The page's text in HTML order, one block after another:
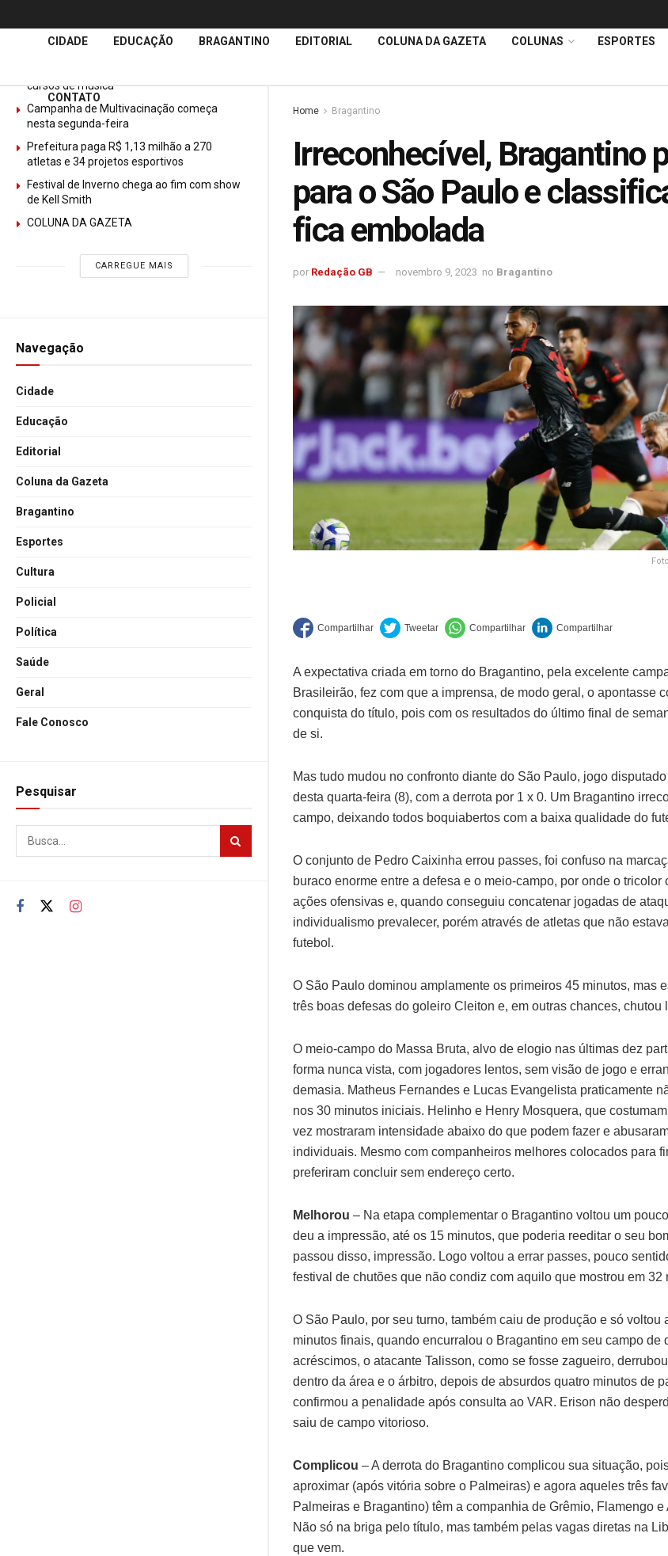
ÚltimasNotícias
cursos de música
Campanha de Multivacinação começa
nesta segunda-feira
Prefeitura paga R$ 1,13 milhão a 270
atletas e 34 projetos esportivos
Festival de Inverno chega ao fim com show
de Kell Smith
COLUNA DA GAZETA
CARREGUE MAIS
Navegação
Cidade
Educação
Editorial
Coluna da Gazeta
Bragantino
Esportes
Cultura
Policial
Política
Saúde
Geral
Fale Conosco
Pesquisar
CIDADE EDUCAÇÃO BRAGANTINO EDITORIAL COLUNA DA GAZETA COLUNAS ESPORTES
CONTATO
Home Bragantino
Irreconhecível, Bragantino
para o São Paulo e
fica embolada
por Redação GB novembro 9, 2023 no Bragantino
A expectativa criada em torno do Bragantino, pela excelente
Brasileirão, fez com que a imprensa, de modo geral, o apontasse
conquista do título, pois com os resultados do último final de
de si.
Mas tudo mudou no confronto diante do São Paulo, jogo
desta quarta-feira (8), com a derrota por 1 x 0. Um Bragantino
campo, deixando todos boquiabertos com a baixa qualidade do
O conjunto de Pedro Caixinha errou passes, foi confuso na
buraco enorme entre a defesa e o meio-campo, por onde o tricolor
ações ofensivas e, quando conseguiu concatenar jogadas de
individualismo prevalecer, porém através de atletas que não
futebol.
O São Paulo dominou amplamente os primeiros 45 minutos, mas
três boas defesas do goleiro Cleiton e, em outras chances, chutou
O meio-campo do Massa Bruta, alvo de elogio nas últimas dez
forma nunca vista, com jogadores lentos, sem visão de jogo e
demasia. Matheus Fernandes e Lucas Evangelista praticamente
nos 30 minutos iniciais. Helinho e Henry Mosquera, que
vez mostraram intensidade abaixo do que podem fazer e
individuais. Mesmo com companheiros melhores colocados para
preferiram concluir sem endereço certo.
Melhorou – Na etapa complementar o Bragantino voltou um
deu a impressão, até os 15 minutos, que poderia reeditar o seu
passou disso, impressão. Logo voltou a errar passes, pouco
festival de chutões que não condiz com aquilo que mostrou em 32
O São Paulo, por seu turno, também caiu de produção e só voltou
minutos finais, quando encurralou o Bragantino em seu campo de
acréscimos, o atacante Talisson, como se fosse zagueiro,
dentro da área e o árbitro, depois de absurdos quatro minutos de
confirmou a penalidade após consulta ao VAR. Erison não
saiu de campo vitorioso.
Complicou – A derrota do Bragantino complicou sua situação,
aproximar (após vitória sobre o Palmeiras) e agora aqueles três
Palmeiras e Bragantino) têm a companhia de Grêmio, Flamengo e
Não só na briga pelo título, mas também pelas vagas diretas na
que vem.